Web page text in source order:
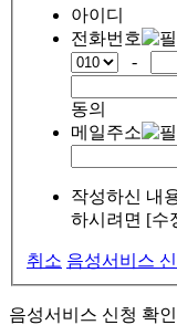
아이디
전화번호
-
동의
메일주소
작성하신 내
하시려면 [수
취소 음성서비스
음성서비스 신청 확인